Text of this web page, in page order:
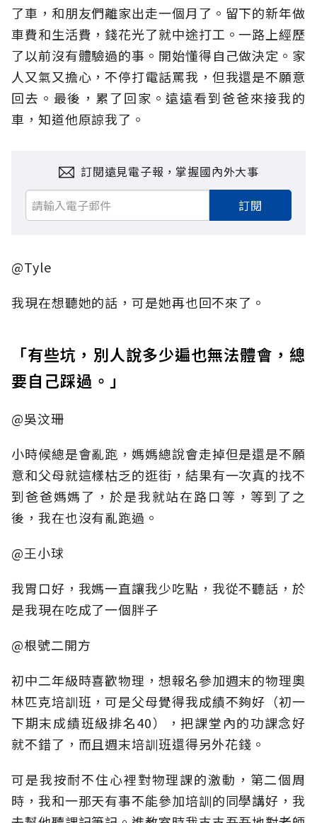
了車，和朋友們離家出走一個月了。留下的新年做
車費和生活費，錢花光了就中途打工。一路上經歷
了以前沒有體驗過的事。開始懂得自己做決定。家
人又氣又擔心，不停打電話罵我，但我還是不願意
回去。最後，累了回家。遠遠看到爸爸來接我的
車，知道他原諒我了。
訂閱遠見電子報，掌握國內外大事
訂閱
@Tyle
我現在想聽她的話，可是她再也回不來了。
「有些坑，別人說多少遍也無法體會，總
要自己踩過。」
@吳汶珊
小時候總是會亂跑，媽媽總說會走掉但是還是不願
意和父母就這樣枯乏的逛街，結果有一次真的找不
到爸爸媽媽了，於是我就站在路口等，等到了之
後，我在也沒有亂跑過。
@王小球
我胃口好，我媽一直讓我少吃點，我從不聽話，於
是我現在吃成了一個胖子
@根號二開方
初中二年級時喜歡物理，想報名參加週末的物理奧
林匹克培訓班，可是父母覺得我成績不夠好（初一
下期末成績班級排名40），把課堂內的功課念好
就不錯了，而且週末培訓班還得另外花錢。
可是我按耐不住心裡對物理課的激動，第二個周
時，我和一那天有事不能參加培訓的同學講好，我